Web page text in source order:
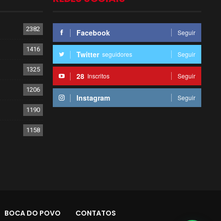
2382
1416
1325
1206
1190
1158
Facebook Seguir
Twitter seguidores Seguir
28 Inscritos Seguir
Instagram Seguir
BOCA DO POVO CONTATOS